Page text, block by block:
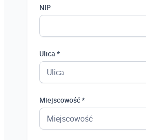
NIP
Ulica *
Miejscowość *